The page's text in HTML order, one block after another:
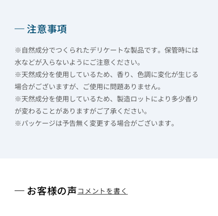
注意事項
※自然成分でつくられたデリケートな製品です。保管時には
水などが入らないようにご注意ください。
※天然成分を使用しているため、香り、色調に変化が生じる
場合がございますが、ご使用に問題ありません。
※天然成分を使用しているため、製造ロットにより多少香り
が変わることがありますがご了承ください。
※パッケージは予告無く変更する場合がございます。
お客様の声 コメントを書く